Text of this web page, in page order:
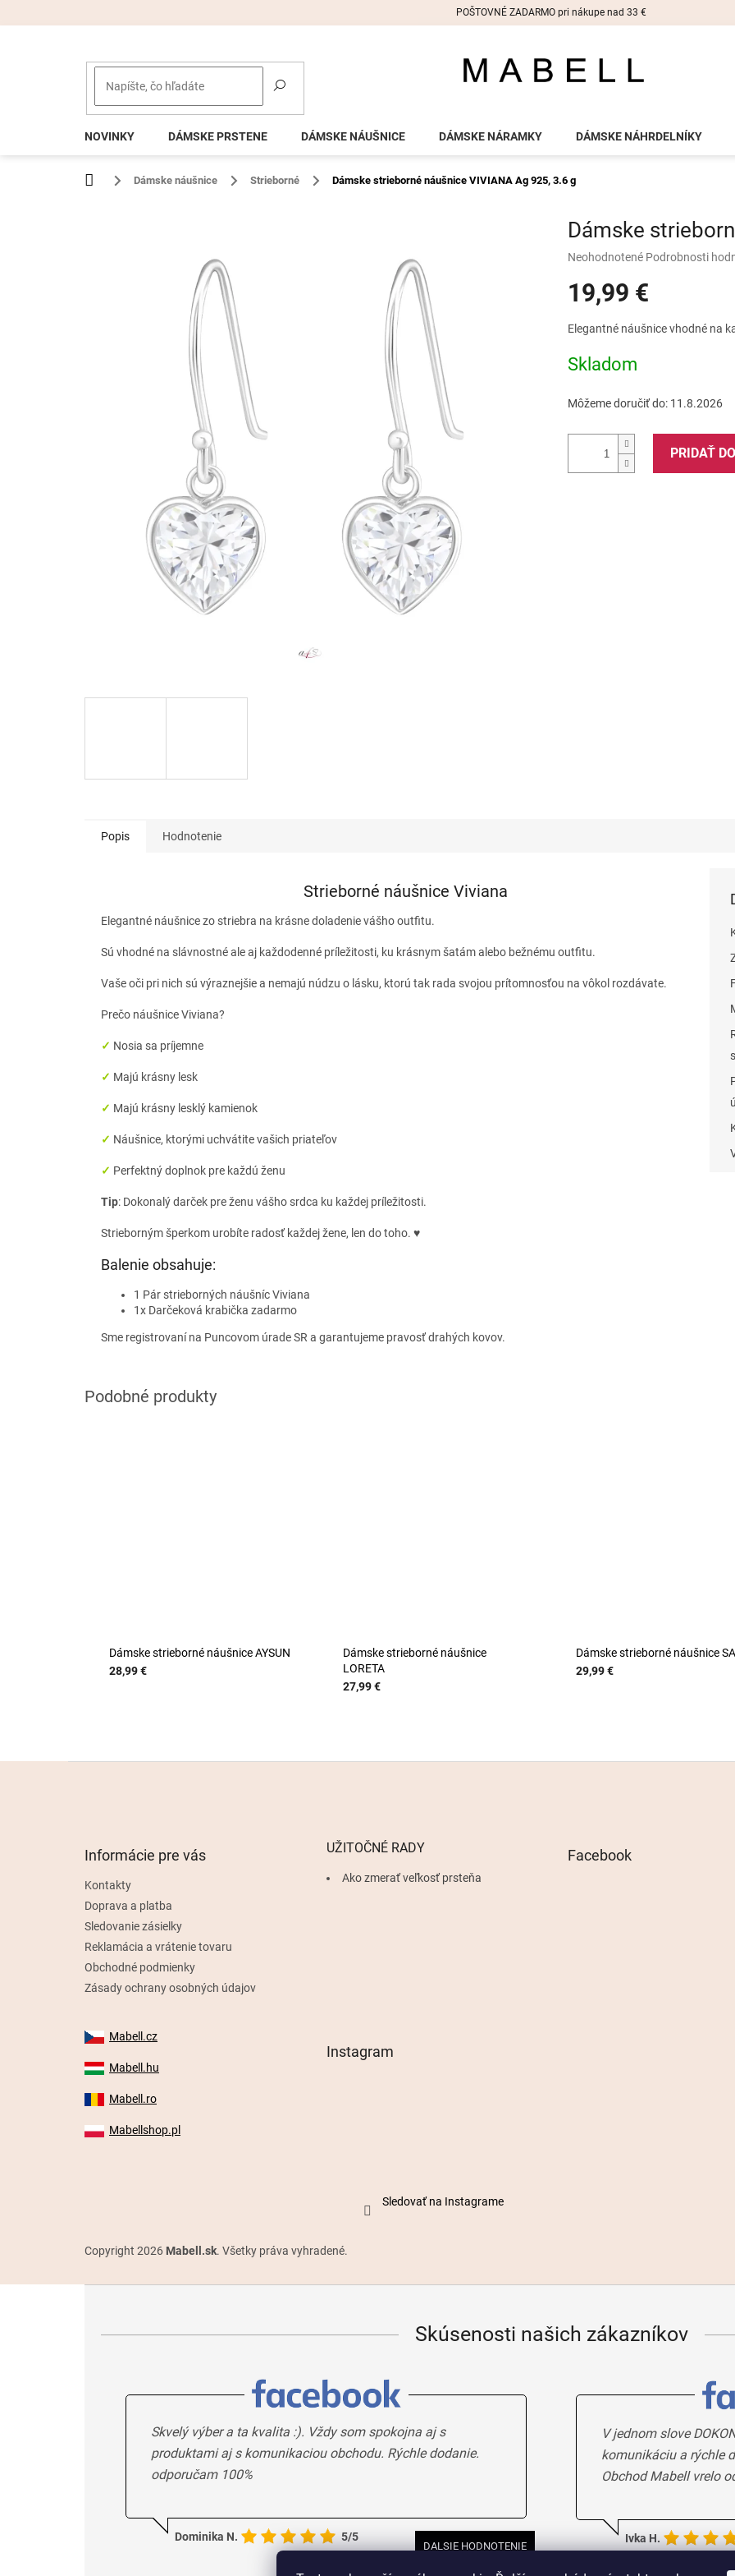
POŠTOVNÉ ZADARMO pri nákupe nad 33 €
NOVINKY DÁMSKE PRSTENE DÁMSKE NÁUŠNICE DÁMSKE NÁRAMKY DÁMSKE NÁHRDELNÍKY
Domov Dámske náušnice Strieborné Dámske strieborné náušnice VIVIANA Ag 925, 3.6 g
Dámske
Priemerné
produktu
je
z
hviezdičiek.
Neohodnotené Podrobnosti
19,99 €
cena:
Elegantné náušnice vhodné na
Skladom
Môžeme doručiť do: 11.8.2026
PRIDAŤ
Popis Hodnotenie
Strieborné náušnice Viviana
Elegantné náušnice zo striebra na krásne doladenie vášho outfitu.
Sú vhodné na slávnostné ale aj každodenné príležitosti, ku krásnym šatám alebo bežnému outfitu.
Vaše oči pri nich sú výraznejšie a nemajú núdzu o lásku, ktorú tak rada svojou prítomnosťou na vôkol rozdávate.
Prečo náušnice Viviana?
✓ Nosia sa príjemne
✓ Majú krásny lesk
✓ Majú krásny lesklý kamienok
✓ Náušnice, ktorými uchvátite vašich priateľov
✓ Perfektný doplnok pre každú ženu
Tip: Dokonalý darček pre ženu vášho srdca ku každej príležitosti.
Strieborným šperkom urobíte radosť každej žene, len do toho. ♥
Balenie obsahuje:
1 Pár strieborných náušníc Viviana
1x Darčeková krabička zadarmo
Sme registrovaní na Puncovom úrade SR a garantujeme pravosť drahých kovov.
Dámske strieborné náušnice AYSUN
28,99 €
Dámske strieborné náušnice
LORETA
27,99 €
Dámske strieborné náušnice
29,99 €
Informácie pre vás
Kontakty
Doprava a platba
Sledovanie zásielky
Reklamácia a vrátenie tovaru
Obchodné podmienky
Zásady ochrany osobných údajov
UŽITOČNÉ RADY
Ako zmerať veľkosť prsteňa
Facebook
Mabell.cz
Mabell.hu
Mabell.ro
Mabellshop.pl
Instagram
Sledovať na Instagrame
Copyright 2026 Mabell.sk. Všetky práva vyhradené.
Skúsenosti našich zákazníkov
Skvelý výber a ta kvalita :). Vždy som spokojna aj s
produktami aj s komunikaciou obchodu. Rýchle dodanie.
odporučam 100%
Dominika N. 5/5
DALSIE HODNOTENIE
V jednom slove
komunikáciu a rýchle
Obchod Mabell vrelo
Ivka H.